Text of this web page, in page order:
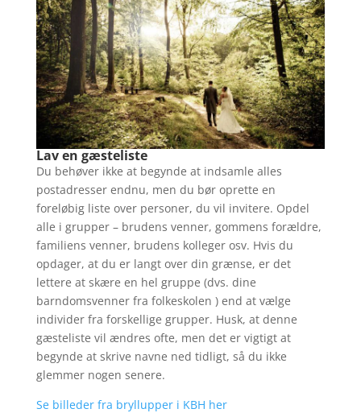
Lav en gæsteliste
Du behøver ikke at begynde at indsamle alles
postadresser endnu, men du bør oprette en
foreløbig liste over personer, du vil invitere. Opdel
alle i grupper – brudens venner, gommens forældre,
familiens venner, brudens kolleger osv. Hvis du
opdager, at du er langt over din grænse, er det
lettere at skære en hel gruppe (dvs. dine
barndomsvenner fra folkeskolen ) end at vælge
individer fra forskellige grupper. Husk, at denne
gæsteliste vil ændres ofte, men det er vigtigt at
begynde at skrive navne ned tidligt, så du ikke
glemmer nogen senere.
Se billeder fra bryllupper i KBH her